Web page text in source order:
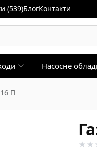
(539)БлогКонтакти
Насосне
П